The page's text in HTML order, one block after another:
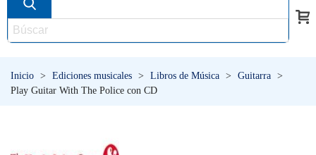
Inicio > Ediciones musicales > Libros de Música > Guitarra >
Play Guitar With The Police con CD